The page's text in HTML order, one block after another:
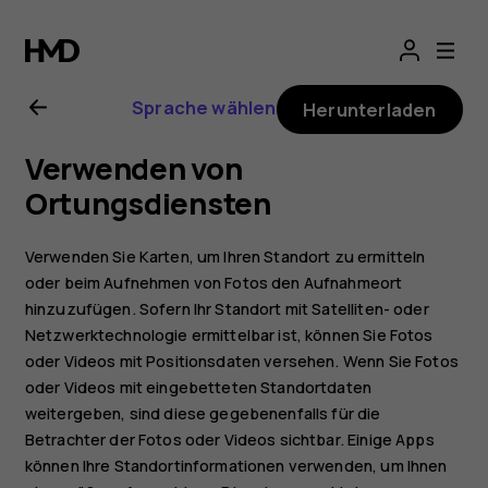
Nokia
8
Sirocco
Sprache wählen Herunterladen
Verwenden von
Ortungsdiensten
Verwenden Sie Karten, um Ihren Standort zu ermitteln
oder beim Aufnehmen von Fotos den Aufnahmeort
hinzuzufügen. Sofern Ihr Standort mit Satelliten- oder
Netzwerktechnologie ermittelbar ist, können Sie Fotos
oder Videos mit Positionsdaten versehen. Wenn Sie Fotos
oder Videos mit eingebetteten Standortdaten
weitergeben, sind diese gegebenenfalls für die
Betrachter der Fotos oder Videos sichtbar. Einige Apps
können Ihre Standortinformationen verwenden, um Ihnen